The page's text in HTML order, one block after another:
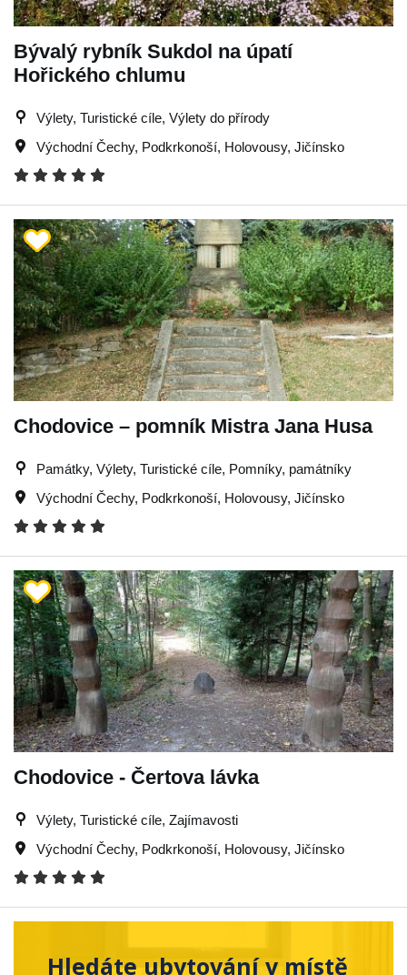
Bývalý rybník Sukdol na úpatí
Hořického chlumu
Výlety, Turistické cíle, Výlety do přírody
Východní Čechy, Podkrkonoší, Holovousy, Jičínsko
Chodovice – pomník Mistra Jana Husa
Památky, Výlety, Turistické cíle, Pomníky, památníky
Východní Čechy, Podkrkonoší, Holovousy, Jičínsko
Chodovice - Čertova lávka
Výlety, Turistické cíle, Zajímavosti
Východní Čechy, Podkrkonoší, Holovousy, Jičínsko
Hledáte ubytování v místě